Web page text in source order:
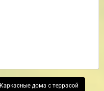
Каркасные дома с террасой